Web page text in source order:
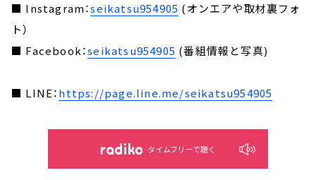
■ Instagram：seikatsu954905 (オンエアや取材裏フォ
ト）
■ Facebook：seikatsu954905 (番組情報と写真)
■ LINE：https://page.line.me/seikatsu954905
タイムフリーで聴く